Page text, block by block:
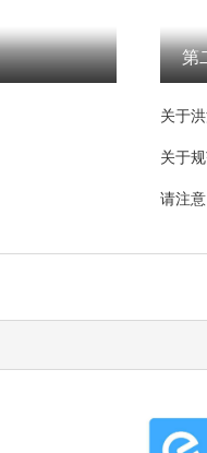
第
关于
关于
请注